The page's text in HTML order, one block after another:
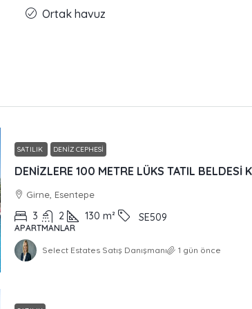
Ortak havuz
SATILIK DENIZ CEPHESI
Girne, Esentepe
3 2 130 m² SE509
APARTMANLAR
Select Estates Satış Danışmanı 1 gün önce